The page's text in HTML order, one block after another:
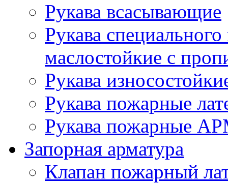
Рукава всасывающие
Рукава
маслостойкие с
Рукава
Рукава пожарные
Рукава пожарные
Запорная арматура
Клапан пожарный